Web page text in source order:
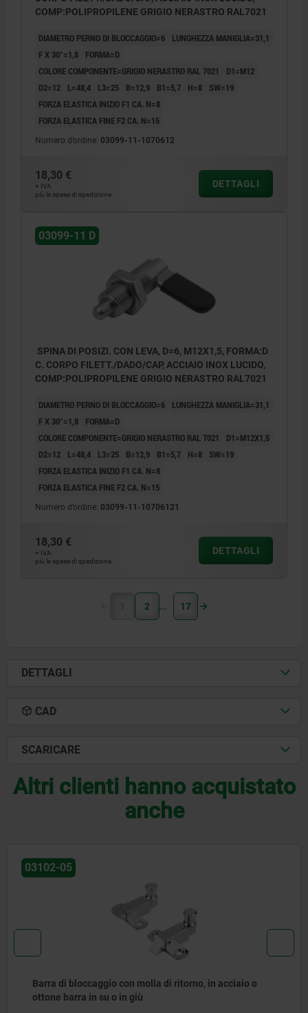
COMP:POLIPROPILENE GRIGIO NERASTRO RAL7021
DIAMETRO PERNO DI BLOCCAGGIO=6
LUNGHEZZA MANIGLIA=31,1
F X 30°=1,8
FORMA=D
COLORE COMPONENTE=GRIGIO NERASTRO RAL 7021
D1=M12
D2=12
L=48,4 L3=25 B=12,9 B1=5,7 H=8
SW=19
FORZA ELASTICA INIZIO F1 CA. N=8
FORZA ELASTICA FINE F2 CA. N=15
Numero d’ordine: 03099-11-1070612
18,30 €
+ IVA
più le spese di spedizione
DETTAGLI
03099-11 D
SPINA DI POSIZI. CON LEVA, D=6, M12X1,5, FORMA:D
C. CORPO FILETT./DADO/CAP, ACCIAIO INOX LUCIDO,
COMP:POLIPROPILENE GRIGIO NERASTRO RAL7021
DIAMETRO PERNO DI BLOCCAGGIO=6
LUNGHEZZA MANIGLIA=31,1
F X 30°=1,8
FORMA=D
COLORE COMPONENTE=GRIGIO NERASTRO RAL 7021
D1=M12X1,5
D2=12
L=48,4 L3=25 B=12,9 B1=5,7 H=8
SW=19
FORZA ELASTICA INIZIO F1 CA. N=8
FORZA ELASTICA FINE F2 CA. N=15
Numero d’ordine: 03099-11-10706121
18,30 €
+ IVA
più le spese di spedizione
DETTAGLI
1 2 17
DETTAGLI
CAD
SCARICARE
Altri clienti hanno acquistato
anche
03099-12
Perno d'arresto con leva acciaio inox con battuta